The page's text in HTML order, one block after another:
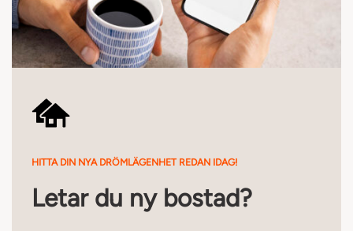
HITTA DIN NYA DRÖMLÄGENHET REDAN IDAG!
Letar du ny bostad?